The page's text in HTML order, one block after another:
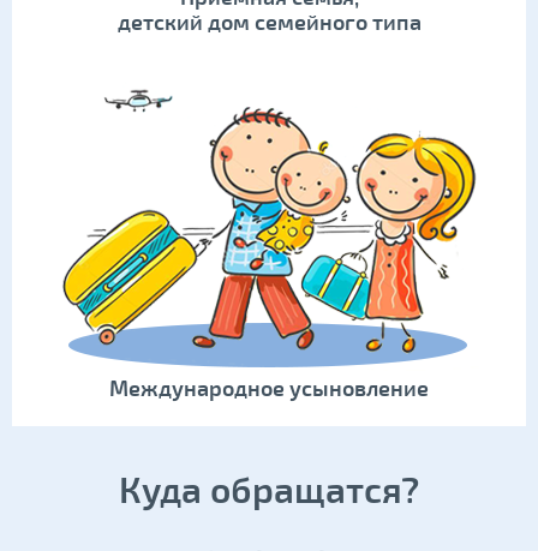
детский дом семейного типа
Международное усыновление
Куда обращатся?